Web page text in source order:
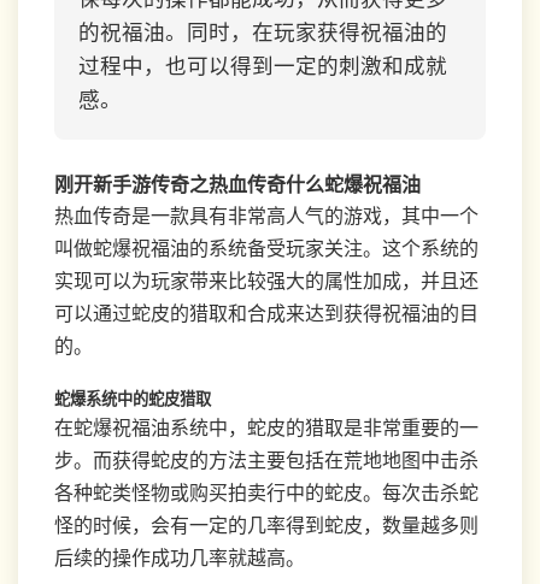
的祝福油。同时，在玩家获得祝福油的
过程中，也可以得到一定的刺激和成就
感。
刚开新手游传奇之热血传奇什么蛇爆祝福油
热血传奇是一款具有非常高人气的游戏，其中一个
叫做蛇爆祝福油的系统备受玩家关注。这个系统的
实现可以为玩家带来比较强大的属性加成，并且还
可以通过蛇皮的猎取和合成来达到获得祝福油的目
的。
蛇爆系统中的蛇皮猎取
在蛇爆祝福油系统中，蛇皮的猎取是非常重要的一
步。而获得蛇皮的方法主要包括在荒地地图中击杀
各种蛇类怪物或购买拍卖行中的蛇皮。每次击杀蛇
怪的时候，会有一定的几率得到蛇皮，数量越多则
后续的操作成功几率就越高。